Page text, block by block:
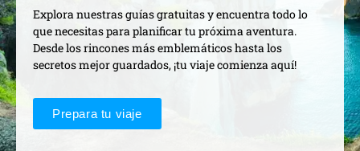
Explora nuestras guías gratuitas y encuentra todo lo
que necesitas para planificar tu próxima aventura.
Desde los rincones más emblemáticos hasta los
secretos mejor guardados, ¡tu viaje comienza aquí!
Prepara tu viaje